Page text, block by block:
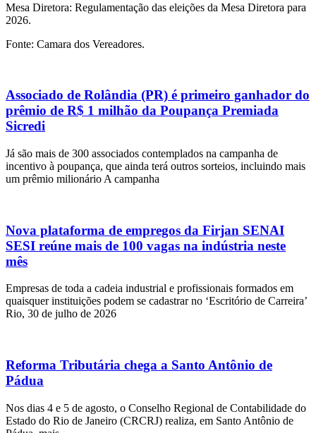
Mesa Diretora: Regulamentação das eleições da Mesa Diretora para
2026.
Fonte: Camara dos Vereadores.
Associado de Rolândia (PR) é primeiro ganhador do
prêmio de R$ 1 milhão da Poupança Premiada
Sicredi
Já são mais de 300 associados contemplados na campanha de
incentivo à poupança, que ainda terá outros sorteios, incluindo mais
um prêmio milionário A campanha
Nova plataforma de empregos da Firjan SENAI
SESI reúne mais de 100 vagas na indústria neste
mês
Empresas de toda a cadeia industrial e profissionais formados em
quaisquer instituições podem se cadastrar no ‘Escritório de Carreira’
Rio, 30 de julho de 2026
Reforma Tributária chega a Santo Antônio de
Pádua
Nos dias 4 e 5 de agosto, o Conselho Regional de Contabilidade do
Estado do Rio de Janeiro (CRCRJ) realiza, em Santo Antônio de